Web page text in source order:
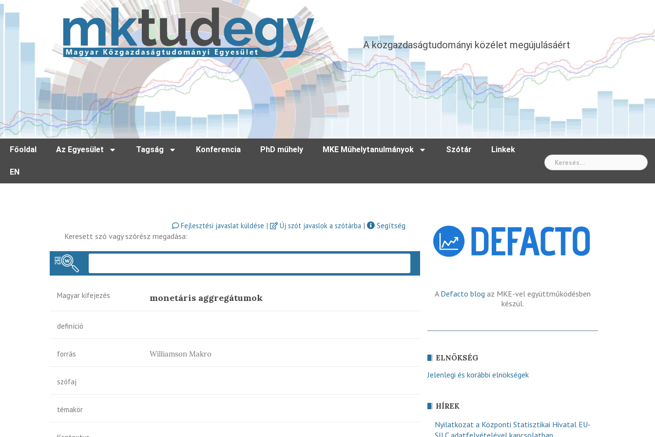
A közgazdaságtudományi közélet megújulásáért
Főoldal Az Egyesület Tagság Konferencia PhD műhely MKE Műhelytanulmányok Szótár Linkek
EN
Fejlesztési javaslat küldése | Új szót javaslok a szótárba |
Segítség
Keresett szó vagy szórész megadása:
Magyar kifejezés monetáris aggregátumok
definíció
forrás Williamson Makro
szófaj
témakör
A Defacto blog az MKE-vel együttműködésben
készül.
ELNÖKSÉG
Jelenlegi és korábbi elnökségek
HÍREK
Nyilatkozat a Központi Statisztikai Hivatal EU-
SILC adatfelvételével kapcsolatban